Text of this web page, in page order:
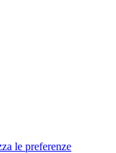
le preferenze